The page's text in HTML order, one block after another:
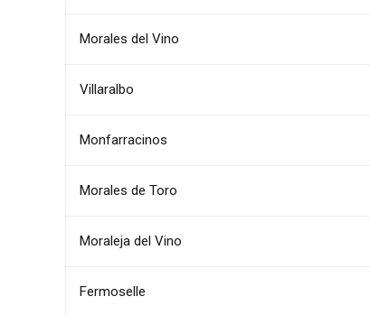
Morales del Vino
Villaralbo
Monfarracinos
Morales de Toro
Moraleja del Vino
Fermoselle